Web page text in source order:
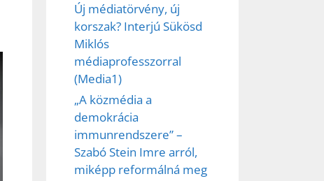
Új médiatörvény, új
korszak? Interjú Sükösd
Miklós
médiaprofesszorral
(Media1)
„A közmédia a
demokrácia
immunrendszere” –
Szabó Stein Imre arról,
miképp reformálná meg